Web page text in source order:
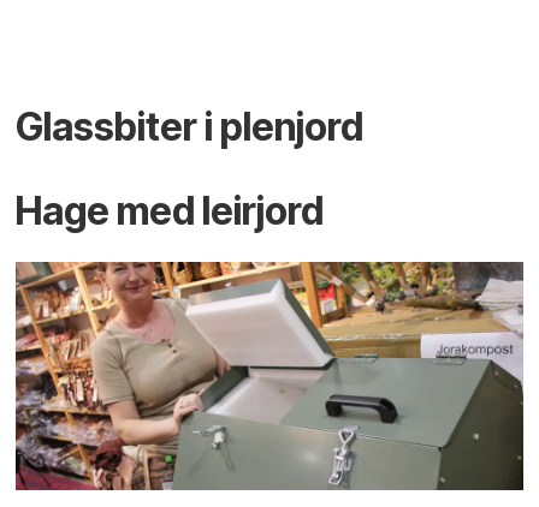
Glassbiter i plenjord
Hage med leirjord